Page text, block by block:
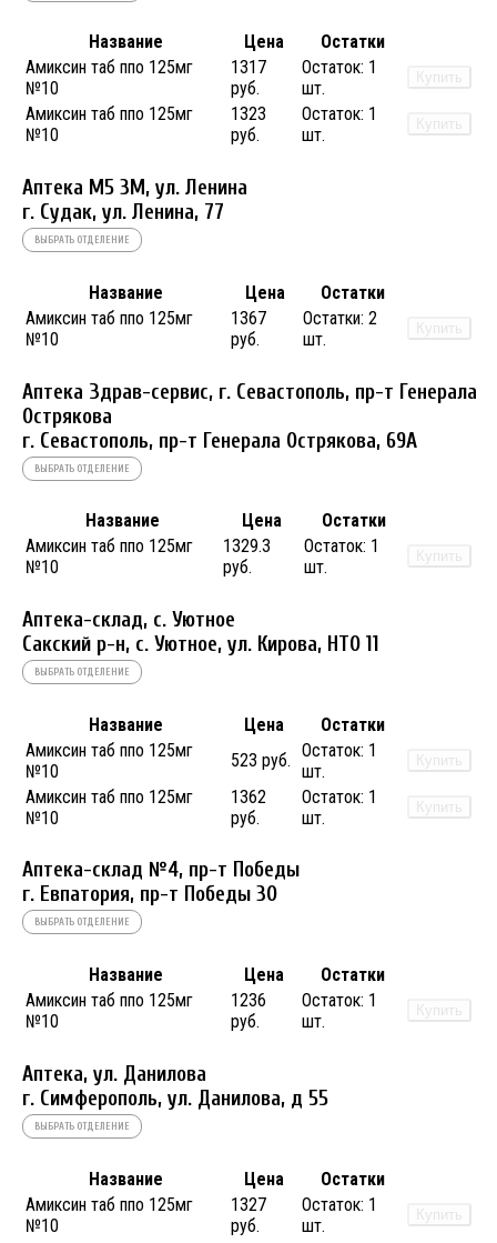
Название Цена
Остатки
Амиксин таб ппо 125мг
№10
1317
руб.
Остаток: 1
шт.
Купить
Амиксин таб ппо 125мг
№10
1323
руб.
Остаток: 1
шт.
Купить
Аптека М5 3М, ул. Ленина
г. Судак, ул. Ленина, 77
ВЫБРАТЬ ОТДЕЛЕНИЕ
Название Цена
Остатки
Амиксин таб ппо 125мг
№10
1367
руб.
Остатки: 2
шт.
Купить
Аптека Здрав-сервис, г. Севастополь, пр-т Генерала
Острякова
г. Севастополь, пр-т Генерала Острякова, 69А
ВЫБРАТЬ ОТДЕЛЕНИЕ
Название Цена
Остатки
Амиксин таб ппо 125мг
№10
1329.3
руб.
Остаток: 1
шт.
Купить
Аптека-склад, с. Уютное
Сакский р-н, с. Уютное, ул. Кирова, НТО 11
ВЫБРАТЬ ОТДЕЛЕНИЕ
Название Цена
Остатки
Амиксин таб ппо 125мг
№10
523 руб. Остаток: 1
шт.
Купить
Амиксин таб ппо 125мг
№10
1362
руб.
Остаток: 1
шт.
Купить
Аптека-склад №4, пр-т Победы
г. Евпатория, пр-т Победы 30
ВЫБРАТЬ ОТДЕЛЕНИЕ
Название Цена
Остатки
Амиксин таб ппо 125мг
№10
1236
руб.
Остаток: 1
шт.
Купить
Аптека, ул. Данилова
г. Симферополь, ул. Данилова, д 55
ВЫБРАТЬ ОТДЕЛЕНИЕ
Название Цена
Остатки
Амиксин таб ппо 125мг
№10
1327
руб.
Остаток: 1
шт.
Купить